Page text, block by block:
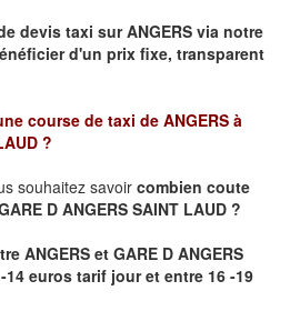
devis taxi surANGERS via notre
d'un prix fixe, transparent
course de taxi de ANGERS à
?
souhaitez savoir combien coute
D ANGERS SAINT LAUD ?
ANGERS et GARE D ANGERS
14 euros tarif jour et entre 16 -19